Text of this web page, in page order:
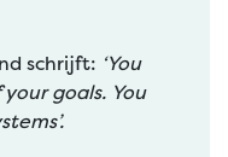
schrijft: ‘You
goals. You